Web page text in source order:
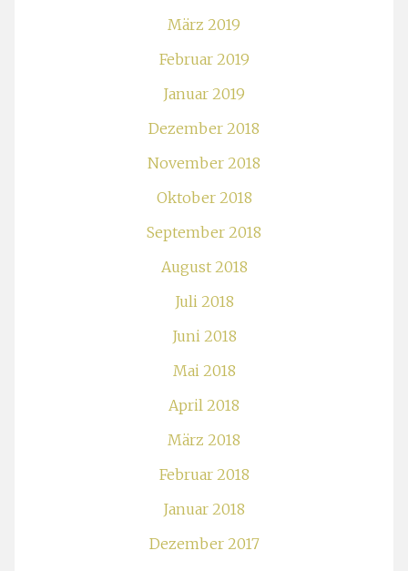
März 2019
Februar 2019
Januar 2019
Dezember 2018
November 2018
Oktober 2018
September 2018
August 2018
Juli 2018
Juni 2018
Mai 2018
April 2018
März 2018
Februar 2018
Januar 2018
Dezember 2017